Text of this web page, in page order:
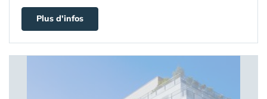
Plus d'infos